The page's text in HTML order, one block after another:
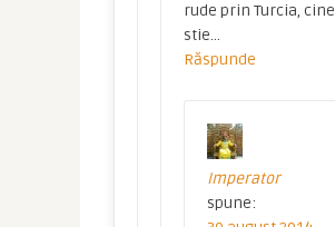
rude prin Turcia, cine
stie…
Răspunde
Imperator
spune: